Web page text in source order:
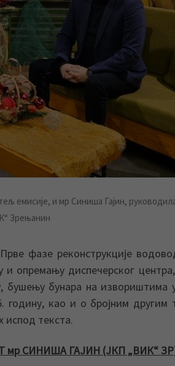
емисије, и мр Синиша Гајин,
Зрењанин
фазе реконструкције
и опремању диспечерског
бушењу бунара на извориштима
годину, као и о бројним другим
испод текста.
мр СИНИША ГАЈИН (ЈКП „ВИК“